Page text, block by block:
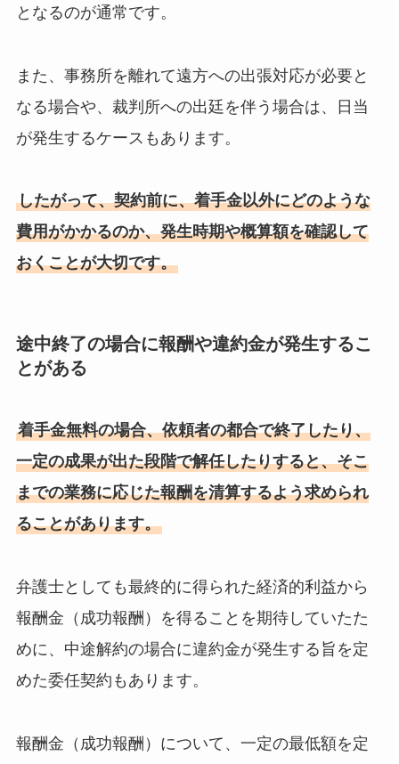
となるのが通常です。
また、事務所を離れて遠方への出張対応が必要と
なる場合や、裁判所への出廷を伴う場合は、日当
が発生するケースもあります。
したがって、契約前に、着手金以外にどのような
費用がかかるのか、発生時期や概算額を確認して
おくことが大切です。
途中終了の場合に報酬や違約金が発生するこ
とがある
着手金無料の場合、依頼者の都合で終了したり、
一定の成果が出た段階で解任したりすると、そこ
までの業務に応じた報酬を清算するよう求められ
ることがあります。
弁護士としても最終的に得られた経済的利益から
報酬金（成功報酬）を得ることを期待していたた
めに、中途解約の場合に違約金が発生する旨を定
めた委任契約もあります。
報酬金（成功報酬）について、一定の最低額を定